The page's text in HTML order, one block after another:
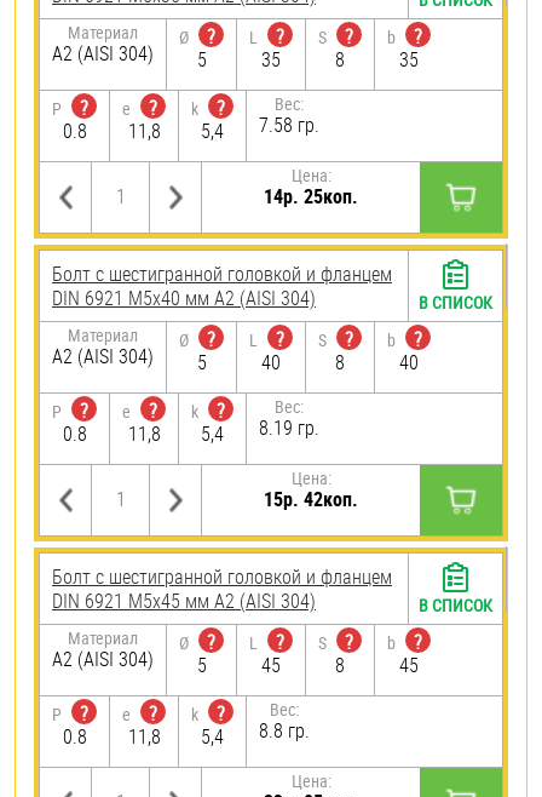
Материал
А2 (AISI 304)
Ø
?
5
L
?
35
S
?
8
b
?
35
P
?
0.8
e
?
11,8
k
?
5,4
Вес:
7.58 гр.
Цена:
14р. 25коп.
Болт с шестигранной головкой и фланцем
DIN 6921 М5х40 мм А2 (AISI 304)
Материал
А2 (AISI 304)
Ø
?
5
L
?
40
S
?
8
b
?
40
P
?
0.8
e
?
11,8
k
?
5,4
Вес:
8.19 гр.
Цена:
15р. 42коп.
В СПИСОК
Болт с шестигранной головкой и фланцем
DIN 6921 М5х45 мм А2 (AISI 304)
Материал
А2 (AISI 304)
Ø
?
5
L
?
45
S
?
8
b
?
45
P
?
0.8
e
?
11,8
k
?
5,4
Вес:
8.8 гр.
Цена:
В СПИСОК